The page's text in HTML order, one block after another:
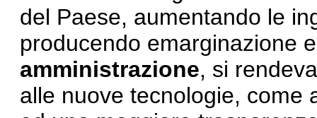
del Paese, aumentando le
producendo emarginazione
amministrazione, si
alle nuove tecnologie, come